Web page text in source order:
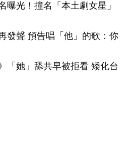
曝光！撞名「本土劇女星」
發聲 預告唱「他」的歌：你
「她」舔共早被拒看 矮化台